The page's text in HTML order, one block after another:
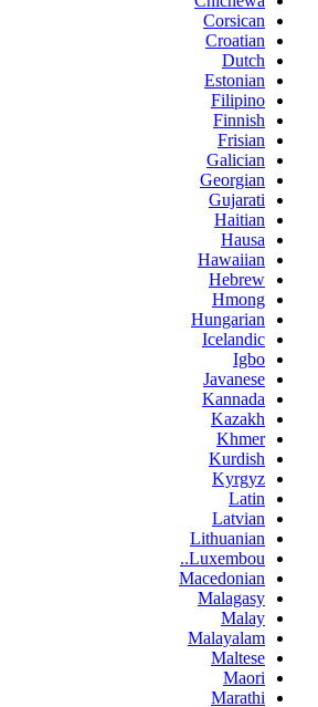
Corsican
Croatian
Dutch
Estonian
Filipino
Finnish
Frisian
Galician
Georgian
Gujarati
Haitian
Hausa
Hawaiian
Hebrew
Hmong
Hungarian
Icelandic
Igbo
Javanese
Kannada
Kazakh
Khmer
Kurdish
Kyrgyz
Latin
Latvian
Lithuanian
Luxembou..
Macedonian
Malagasy
Malay
Malayalam
Maltese
Maori
Marathi